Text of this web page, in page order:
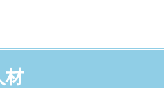
材